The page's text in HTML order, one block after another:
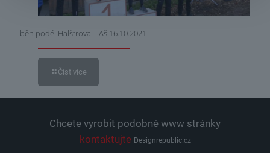
běh podél Halštrova – Aš 16.10.2021
Číst více
Chcete vyrobit podobné www stránky
kontaktujte Designrepublic.cz